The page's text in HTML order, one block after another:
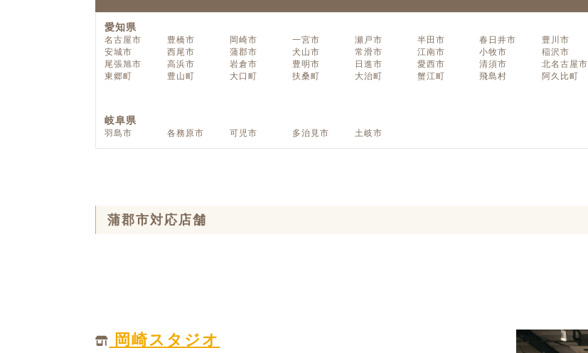
愛知県
名古屋市 豊橋市 岡崎市 一宮市 瀬戸市 半田市 春日井市 豊川市
安城市
西尾市 蒲郡市 犬山市 常滑市 江南市 小牧市 稲沢市
尾張旭市
高浜市 岩倉市 豊明市 日進市 愛西市 清須市 北名古屋市
東郷町
豊山町 大口町 扶桑町 大治町 蟹江町 飛島村 阿久比町
岐阜県
羽島市 各務原市 可児市 多治見市 土岐市
蒲郡市対応店舗
岡崎スタジオ